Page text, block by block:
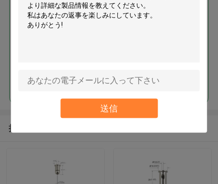
送信
Y - 形トグルの端が付いている産
業ワイヤー懸濁液のキット304の
続行
推薦されたプロダクト